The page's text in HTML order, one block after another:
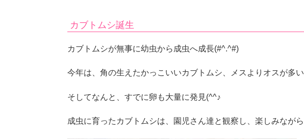
カブトムシ誕生
カブトムシが無事に幼虫から成虫へ成長(#^.^#)
今年は、角の生えたかっこいいカブトムシ、メスよりオスが多
そしてなんと、すでに卵も大量に発見(^^♪
成虫に育ったカブトムシは、園児さん達と観察し、楽しみなが